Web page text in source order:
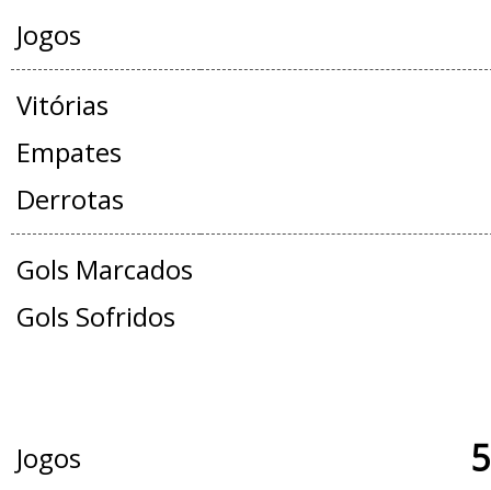
Jogos
Vitórias
Empates
Derrotas
Gols Marcados
Gols Sofridos
Jogos